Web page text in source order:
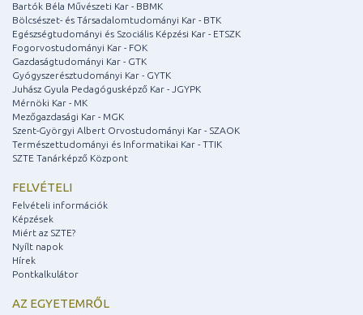
Bartók Béla Művészeti Kar - BBMK
Bölcsészet- és Társadalomtudományi Kar - BTK
Egészségtudományi és Szociális Képzési Kar - ETSZK
Fogorvostudományi Kar - FOK
Gazdaságtudományi Kar - GTK
Gyógyszerésztudományi Kar - GYTK
Juhász Gyula Pedagógusképző Kar - JGYPK
Mérnöki Kar - MK
Mezőgazdasági Kar - MGK
Szent-Györgyi Albert Orvostudományi Kar - SZAOK
Természettudományi és Informatikai Kar - TTIK
SZTE Tanárképző Központ
FELVÉTELI
Felvételi információk
Képzések
Miért az SZTE?
Nyílt napok
Hírek
Pontkalkulátor
AZ EGYETEMRŐL